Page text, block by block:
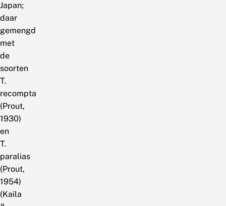
Japan;
daar
gemengd
met
de
soorten
T.
recompta
(Prout,
1930)
en
T.
paralias
(Prout,
1954)
(Kaila